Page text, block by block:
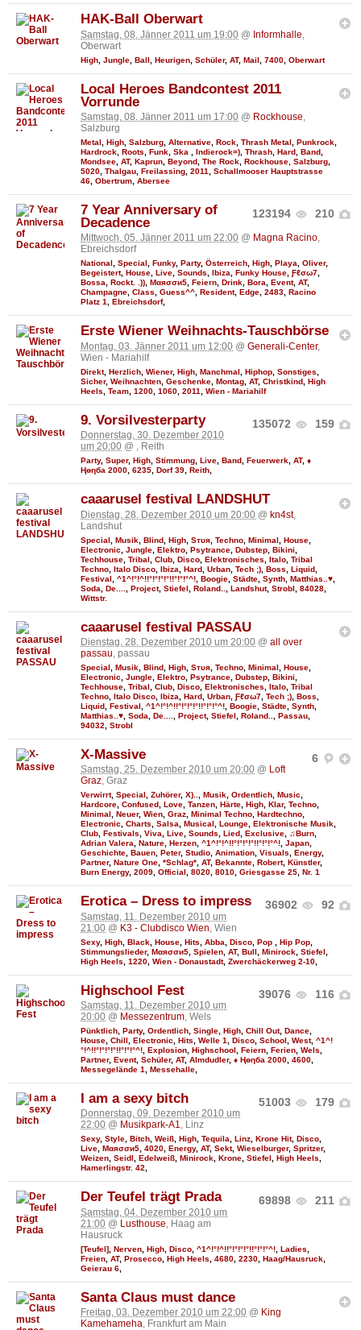
HAK-Ball Oberwart
Samstag, 08. Jänner 2011 um 19:00 @ Informhalle
Oberwart
High Jungle Ball Heurigen Schüler, AT, Mail 7400 Oberwart
Local Heroes Bandcontest 2011
Vorrunde
Samstag, 08. Jänner 2011 um 17:00 @ Rockhouse,
Salzburg
Metal High Salzburg Alternative Rock Thrash Metal Punkrock
Hardrock Roots Funk Ska Indierock=) Thrash Hard Band
Mondsee AT, Kaprun Beyond The Rock Rockhouse, Salzburg
5020 Thalgau Freilassing 2011
Schallmooser Hauptstrasse
46 Obertrum Abersee
123194 210
7 Year Anniversary of
Decadence
Mittwoch, 05. Jänner 2011 um 22:00 @ Magna Racino,
Ebreichsdorf
National , Special , Funky, Party, Österreich, High, Playa, Oliver,
Begeistert, House, Live, Sounds, Ibiza, Funky House, Ƒℓσω7,
Bossa, Rockt. .)), Мαяσσи5, Feiern, Drink, Bora, Event, AT,
Champagne, Class, Guess^^, Resident, Edge, 2483, Racino
Platz 1, Ebreichsdorf,
Erste Wiener Weihnachts-Tauschbörse
Montag, 03. Jänner 2011 um 12:00 @ Generali-Center,
Wien - Mariahilf
Direkt, Herzlich Wiener, High Manchmal Hiphop Sonstiges
Sicher, Weihnachten Geschenke Montag AT, Christkind High
Heels
Team 1200 1060 2011 Wien - Mariahilf
135072 159
9. Vorsilvesterparty
Donnerstag, 30. Dezember 2010
um 20:00 @ , Reith
Party, Super, High Stimmung Live Band Feuerwerk AT, ♦
Ңөηба 2000 6235 Dorf 39 Reith
caaarusel festival LANDSHUT
Dienstag, 28. Dezember 2010 um 20:00 @ kn4st,
Landshut
Special Musik Blind High Sтυя Techno Minimal House
Electronic
Jungle Elektro Psytrance Dubstep Bikini
Techhouse Tribal Club Disco Elektronisches Italo Tribal
Techno Italo Disco Ibiza Hard Urban Tech ;) Boss Liquid
Festival
^1^!°!^!!°!°!°!°!!°!°!°^! Boogie Städte Synth Matthias..♥
Soda
De.... Project, Stiefel Roland.. Landshut, Strobl 84028
Wittstr.
caaarusel festival PASSAU
Dienstag, 28. Dezember 2010 um 20:00 @ all over
passau, passau
Special Musik Blind High Sтυя Techno Minimal House
Electronic
Jungle Elektro Psytrance Dubstep Bikini
Techhouse Tribal Club Disco Elektronisches Italo Tribal
Techno Italo Disco Ibiza Hard Urban Ƒℓσω7 Tech ;) Boss
Liquid Festival ^1^!°!^!!°!°!°!°!!°!°!°^! Boogie Städte Synth
Matthias..♥ Soda De.... Project, Stiefel Roland.. Passau
94032
Strobl
6
X-Massive
Samstag, 25. Dezember 2010 um 20:00 @ Loft
Graz, Graz
Verwirrt, Special, Zuhörer, X).., Musik, Ordentlich, Music,
Hardcore, Confused, Love, Tanzen, Härte, High, Klar, Techno,
Minimal, Neuer, Wien, Graz, Minimal Techno, Hardtechno,
Electronic, Charts, Salsa, Musical, Lounge, Elektronische Musik,
Club, Festivals, Viva, Live, Sounds, Lied, Exclusive, ♫Burn,
Adrian Valera, Nature, Herzen, ^1^!°!^!!°!°!°!°!!°!°!°^!, Japan,
Geschichte, Bauen, Peter, Studio, Animation, Visuals, Energy,
Partner, Nature One, *Schlag*, AT, Bekannte, Robert, Künstler,
Burn Energy, 2009, Official, 8020, 8010, Griesgasse 25, Nr. 1
36902 92
Erotica – Dress to impress
Samstag, 11. Dezember 2010 um
21:00 @ K3 - Clubdisco Wien , Wien
Sexy, High Black House Hits Abba Disco Pop Hip Pop
Stimmungslieder, Мαяσσи5 Spielen AT, Bull Minirock Stiefel
High Heels
1220 Wien - Donaustadt, Zwerchäckerweg 2-10
39076 116
Highschool Fest
Samstag, 11. Dezember 2010 um
20:00 @ Messezentrum, Wels
Pünktlich Party, Ordentlich Single High Chill Out, Dance
House Chill Electronic Hits Welle 1 Disco School West, ^1^!
°!^!!°!°!°!°!!°!°!°^! Explosion Highschool Feiern Ferien Wels
Partner, Event, Schüler, AT, Almdudler, ♦ Ңөηба 2000 4600
Messegelände 1
Messehalle
51003 179
I am a sexy bitch
Donnerstag, 09. Dezember 2010 um
22:00 @ Musikpark-A1, Linz
Sexy, Style, Bitch, Weiß, High, Tequila, Linz, Krone Hit, Disco,
Live, Мαяσσи5, 4020, Energy, AT, Sekt, Wieselburger, Spritzer,
Weizen, Seidl, Edelweiß, Minirock, Krone, Stiefel, High Heels,
Hamerlingstr. 42,
69898 211
Der Teufel trägt Prada
Samstag, 04. Dezember 2010 um
21:00 @ Lusthouse , Haag am
Hausruck
[Teufel] Nerven High Disco ^1^!°!^!!°!°!°!°!!°!°!°^! Ladies
Freien AT, Prosecco High Heels 4680 2230 Haag/Hausruck
Geierau 6
Santa Claus must dance
Freitag, 03. Dezember 2010 um 22:00 @ King
Kamehameha, Frankfurt am Main